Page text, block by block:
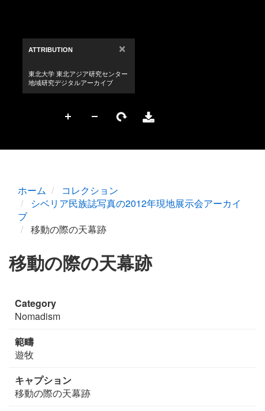
ホーム
コレクション
シベリア民族誌写真の2012年現地展示会アーカイ
ブ
移動の際の天幕跡
移動の際の天幕跡
Category
Nomadism
範疇
遊牧
キャプション
移動の際の天幕跡